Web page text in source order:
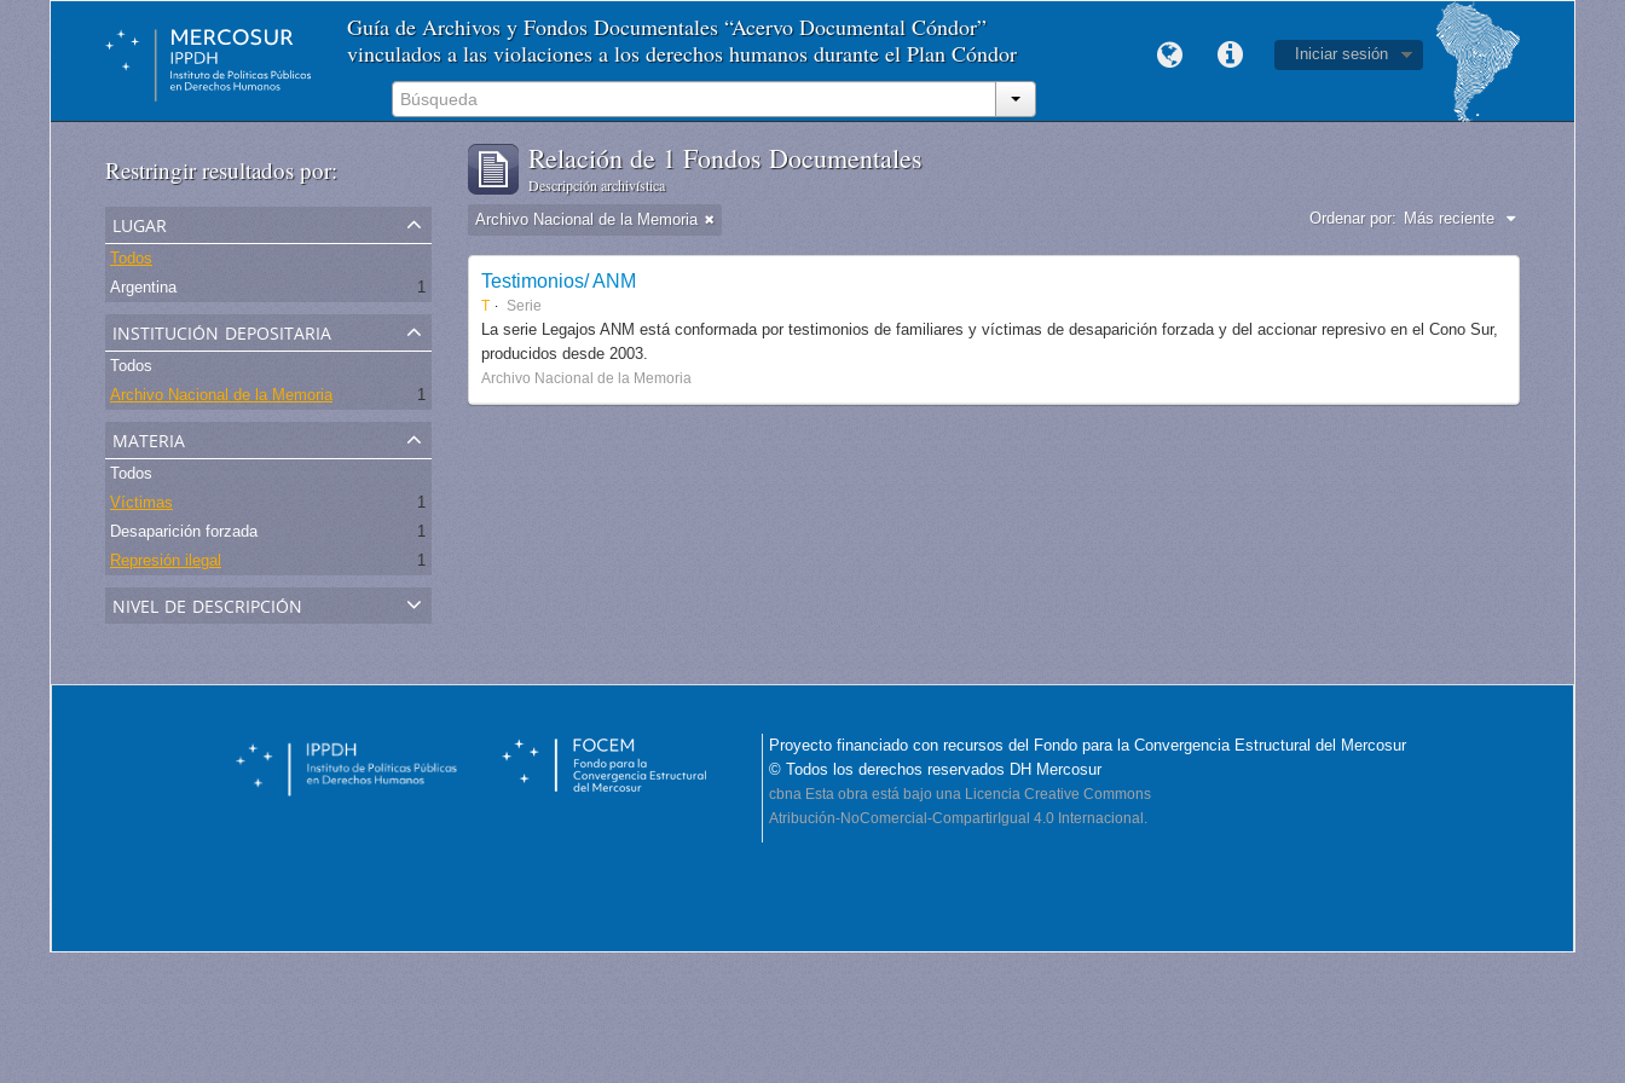
Guía de Archivos y Fondos Documentales “Acervo Documental Cóndor”
vinculados a las violaciones a los derechos humanos durante el Plan Cóndor
Iniciar sesión
Restringir resultados por:
lugar
Todos
Argentina
1
institución depositaria
Todos
Archivo Nacional de la Memoria
1
materia
Todos
Víctimas
1
Desaparición forzada
1
Represión ilegal
1
nivel de descripción
Relación de 1 Fondos Documentales
Descripción archivística
Archivo Nacional de la Memoria Ordenar por: Más reciente
Testimonios/ ANM
T Serie
La serie Legajos ANM está conformada por testimonios de familiares y víctimas de desaparición forzada y del accionar represivo en el Cono Sur,
producidos desde 2003.
Archivo Nacional de la Memoria
Proyecto financiado con recursos del Fondo para la Convergencia Estructural del Mercosur
© Todos los derechos reservados DH Mercosur
cbna Esta obra está bajo una Licencia Creative Commons
Atribución-NoComercial-CompartirIgual 4.0 Internacional.